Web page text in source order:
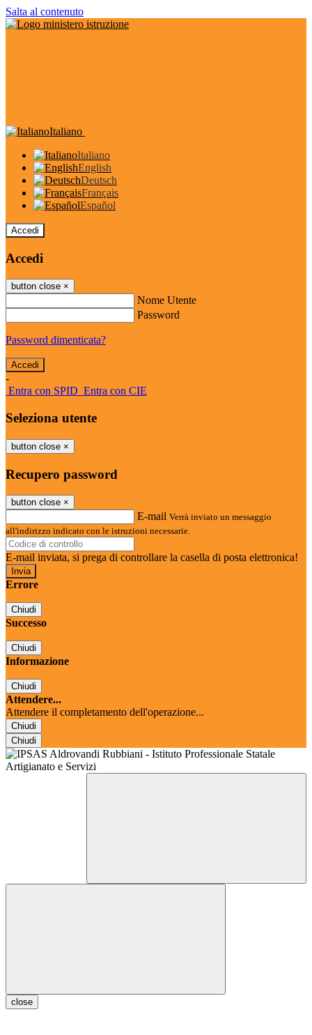
Salta al contenuto
Italiano
Italiano
English
Deutsch
Français
Español
Accedi
Accedi
button close ×
Nome Utente
Password
Password dimenticata?
-
Entra con SPID Entra con CIE
Seleziona utente
button close ×
Recupero password
button close ×
E-mail Verrà inviato un messaggio
all'indirizzo indicato con le istruzioni necessarie.
E-mail inviata, si prega di controllare la casella di posta elettronica!
Errore
Chiudi
Successo
Chiudi
Informazione
Chiudi
Attendere...
Attendere il completamento dell'operazione...
Chiudi
Chiudi
close